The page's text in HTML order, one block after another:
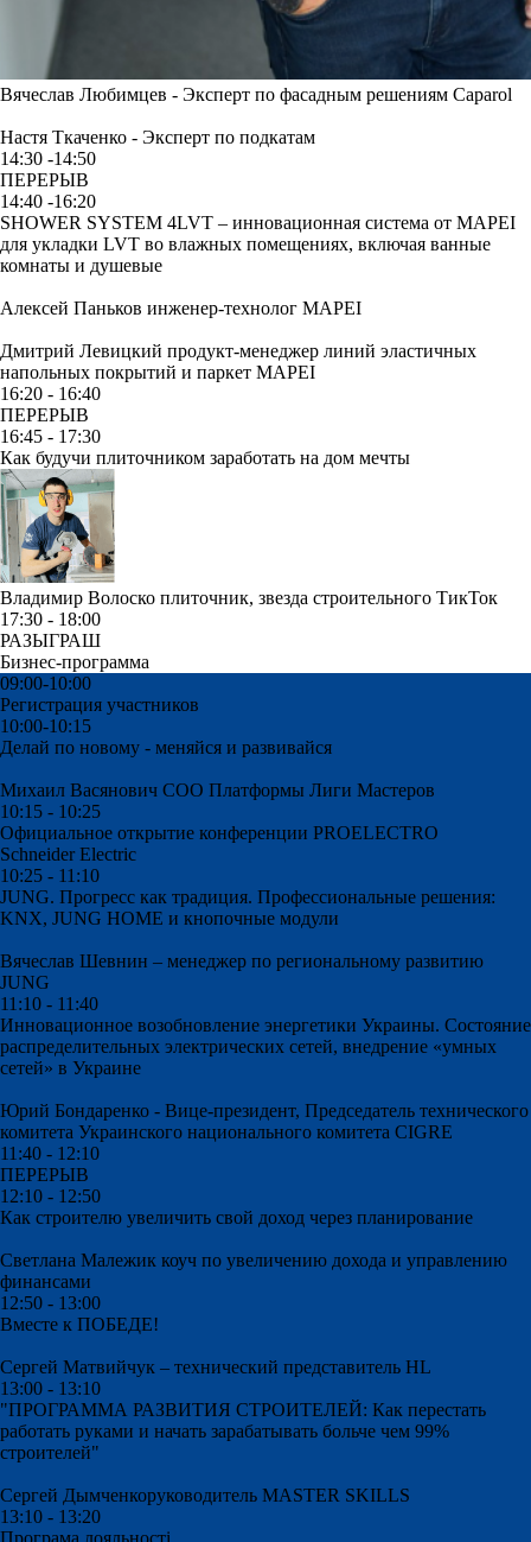
Вячеслав Любимцев - Эксперт по фасадным решениям Caparol
Настя Ткаченко - Эксперт по подкатам
14:30 -14:50
ПЕРЕРЫВ
14:40 -16:20
SHOWER SYSTEM 4LVT – инновационная система от MAPEI
для укладки LVT во влажных помещениях, включая ванные
комнаты и душевые
Алексей Паньков инженер-технолог MAPEI
Дмитрий Левицкий продукт-менеджер линий эластичных
напольных покрытий и паркет MAPEI
16:20 - 16:40
ПЕРЕРЫВ
16:45 - 17:30
Как будучи плиточником заработать на дом мечты
Владимир Волоско плиточник, звезда строительного ТикТок
17:30 - 18:00
РАЗЫГРАШ
Бизнес-программа
09:00-10:00
Регистрация участников
10:00-10:15
Делай по новому - меняйся и развивайся
Михаил Васянович СОО Платформы Лиги Мастеров
10:15 - 10:25
Официальное открытие конференции PROELECTRO
Schneider Electric
10:25 - 11:10
JUNG. Прогресс как традиция. Профессиональные решения:
KNX, JUNG HOME и кнопочные модули
Вячеслав Шевнин – менеджер по региональному развитию
JUNG
11:10 - 11:40
Инновационное возобновление энергетики Украины. Состояние
распределительных электрических сетей, внедрение «умных
сетей» в Украине
Юрий Бондаренко - Вице-президент, Председатель технического
комитета Украинского национального комитета CIGRE
11:40 - 12:10
ПЕРЕРЫВ
12:10 - 12:50
Как строителю увеличить свой доход через планирование
Светлана Малежик коуч по увеличению дохода и управлению
финансами
12:50 - 13:00
Вместе к ПОБЕДЕ!
Сергей Матвийчук – технический представитель HL
13:00 - 13:10
"ПРОГРАММА РАЗВИТИЯ СТРОИТЕЛЕЙ: Как перестать
работать руками и начать зарабатывать больче чем 99%
строителей"
Сергей Дымченкоруководитель MASTER SKILLS
13:10 - 13:20
Програма лояльності